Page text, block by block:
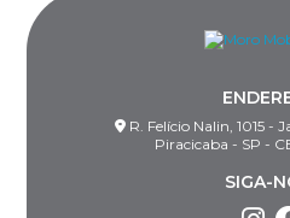
R. Felício Nalin, 1015 -
Piracicaba - SP -
SIGA-